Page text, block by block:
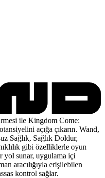
ile Kingdom Come:
açığa çıkarın. Wand,
Sağlık, Sağlık Doldur,
gibi özelliklerle oyun
yol sunar, uygulama içi
aracılığıyla erişilebilen
kontrol sağlar.